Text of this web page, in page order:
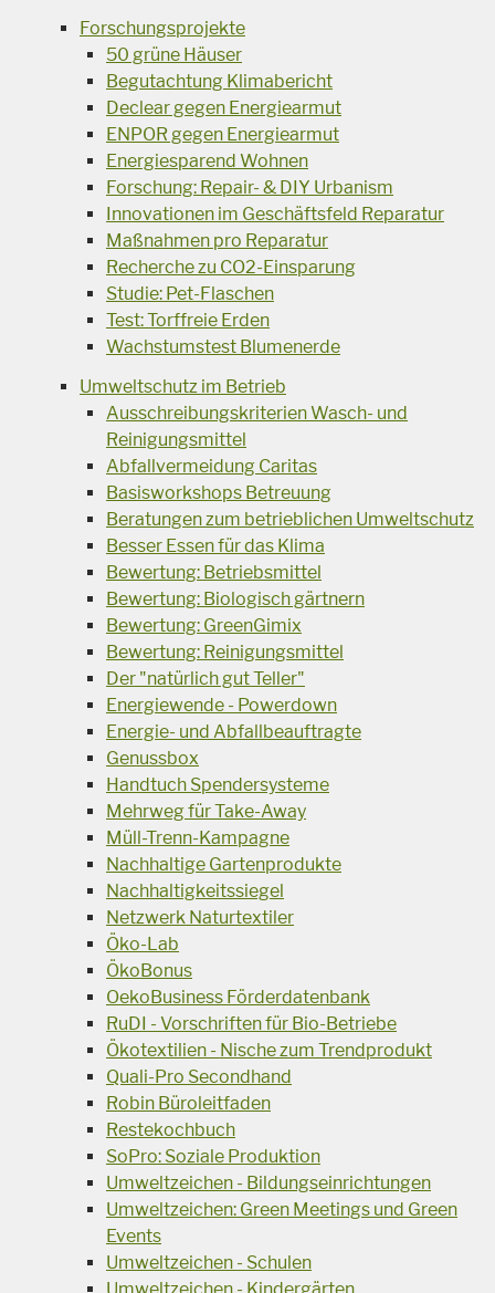
Forschungsprojekte
50 grüne Häuser
Begutachtung Klimabericht
Declear gegen Energiearmut
ENPOR gegen Energiearmut
Energiesparend Wohnen
Forschung: Repair- & DIY Urbanism
Innovationen im Geschäftsfeld Reparatur
Maßnahmen pro Reparatur
Recherche zu CO2-Einsparung
Studie: Pet-Flaschen
Test: Torffreie Erden
Wachstumstest Blumenerde
Umweltschutz im Betrieb
Ausschreibungskriterien Wasch- und
Reinigungsmittel
Abfallvermeidung Caritas
Basisworkshops Betreuung
Beratungen zum betrieblichen Umweltschutz
Besser Essen für das Klima
Bewertung: Betriebsmittel
Bewertung: Biologisch gärtnern
Bewertung: GreenGimix
Bewertung: Reinigungsmittel
Der "natürlich gut Teller"
Energiewende - Powerdown
Energie- und Abfallbeauftragte
Genussbox
Handtuch Spendersysteme
Mehrweg für Take-Away
Müll-Trenn-Kampagne
Nachhaltige Gartenprodukte
Nachhaltigkeitssiegel
Netzwerk Naturtextiler
Öko-Lab
ÖkoBonus
OekoBusiness Förderdatenbank
RuDI - Vorschriften für Bio-Betriebe
Ökotextilien - Nische zum Trendprodukt
Quali-Pro Secondhand
Robin Büroleitfaden
Restekochbuch
SoPro: Soziale Produktion
Umweltzeichen - Bildungseinrichtungen
Umweltzeichen: Green Meetings und Green
Events
Umweltzeichen - Schulen
Umweltzeichen - Kindergärten